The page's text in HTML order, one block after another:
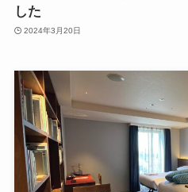
した
2024年3月20日